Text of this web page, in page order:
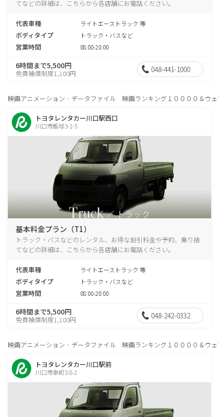
てなどの詳細は、こちらから各店舗にお電話ください。
代表車種 ライトエーストラック 等
ボディタイプ トラック・バスなど
営業時間 08:00-20:00
6時間まで5,500円
免責補償制度1,100円 048-441-1000
映画アニメーション‐データファイル 映画ランキング１００００＆ウェ
トヨタレンタカー川口駅西口
川口市飯塚3-1-5
基本料金プラン（T1）
トラック・バスなどのレンタル、お得な割引料金や予約、乗り捨
てなどの詳細は、こちらから各店舗にお電話ください。
代表車種 ライトエーストラック 等
ボディタイプ トラック・バスなど
営業時間 08:00-20:00
6時間まで5,500円
免責補償制度1,100円 048-242-0332
映画アニメーション‐データファイル 映画ランキング１００００＆ウェ
トヨタレンタカー川口駅前
川口市幸町3-8-2